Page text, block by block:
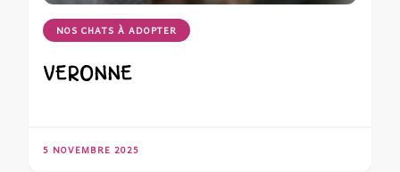
NOS CHATS À ADOPTER
VERONNE
5 NOVEMBRE 2025